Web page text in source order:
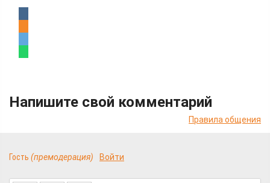
Напишите свой комментарий
Правила общения
Гость (премодерация) Войти